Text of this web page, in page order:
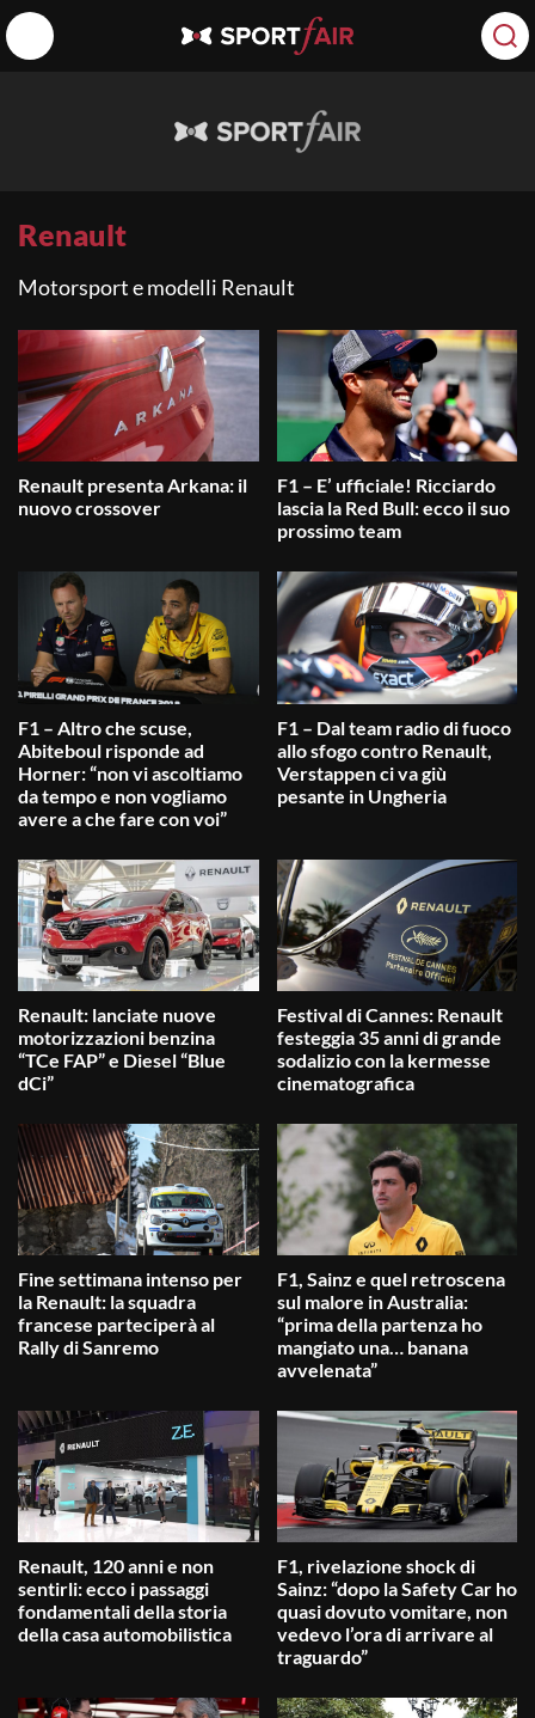
Renault
Motorsport e modelli Renault
Renault presenta Arkana: il
nuovo crossover
F1 – E’ ufficiale! Ricciardo
lascia la Red Bull: ecco il suo
prossimo team
F1 – Altro che scuse,
Abiteboul risponde ad
Horner: “non vi ascoltiamo
da tempo e non vogliamo
avere a che fare con voi”
F1 – Dal team radio di fuoco
allo sfogo contro Renault,
Verstappen ci va giù
pesante in Ungheria
Renault: lanciate nuove
motorizzazioni benzina
“TCe FAP” e Diesel “Blue
dCi”
Festival di Cannes: Renault
festeggia 35 anni di grande
sodalizio con la kermesse
cinematografica
Fine settimana intenso per
la Renault: la squadra
francese parteciperà al
Rally di Sanremo
F1, Sainz e quel retroscena
sul malore in Australia:
“prima della partenza ho
mangiato una… banana
avvelenata”
Renault, 120 anni e non
sentirli: ecco i passaggi
fondamentali della storia
della casa automobilistica
F1, rivelazione shock di
Sainz: “dopo la Safety Car ho
quasi dovuto vomitare, non
vedevo l’ora di arrivare al
traguardo”